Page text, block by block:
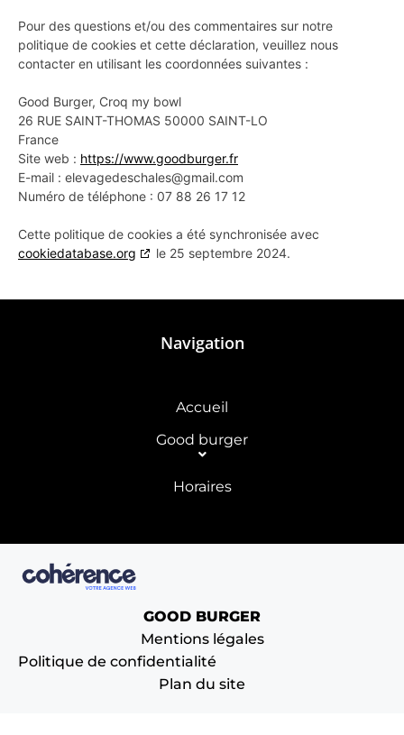
Pour des questions et/ou des commentaires sur notre
politique de cookies et cette déclaration, veuillez nous
contacter en utilisant les coordonnées suivantes :
Good Burger, Croq my bowl
26 RUE SAINT-THOMAS 50000 SAINT-LO
France
Site web : https://www.goodburger.fr
E-mail : elevagedeschales@gmail.com
Numéro de téléphone : 07 88 26 17 12
Cette politique de cookies a été synchronisée avec
cookiedatabase.org
le 25 septembre 2024.
Navigation
Accueil
Good burger
Horaires
GOOD BURGER
Mentions légales
Politique de confidentialité
Plan du site